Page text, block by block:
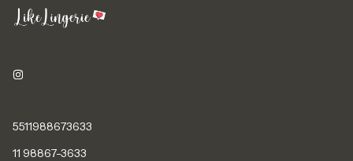
5511988673633
11 98867-3633